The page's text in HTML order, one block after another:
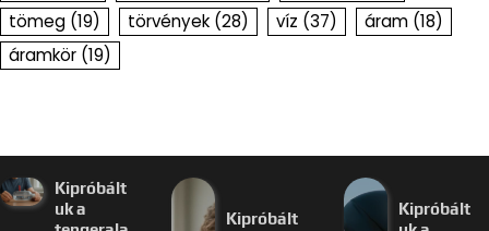
tömeg (19) törvények (28) víz (37) áram (18)
áramkör (19)
Kipróbált
uk a
Kipróbált
Kipróbált